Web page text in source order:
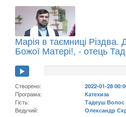
Марія в таємниці Різдва.
Божої Матері!, - отець
Створено:
2022-01-28
Програма:
Катехиза
Гість:
Тадеуш Волос
Ведучий:
Олександр